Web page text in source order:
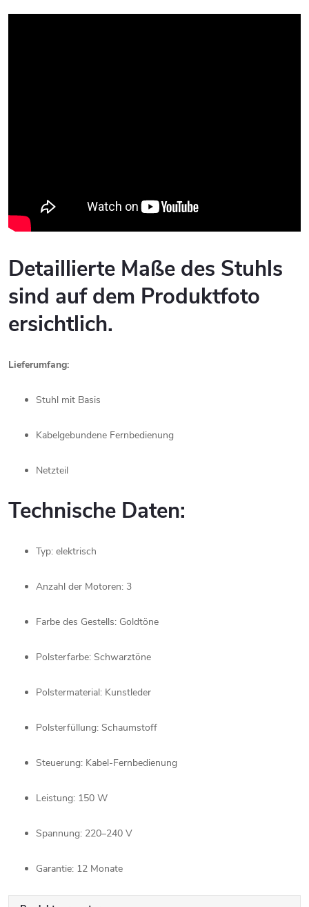
Detaillierte Maße des Stuhls
sind aufdem Produktfoto
ersichtlich.
Lieferumfang:
Stuhl mit Basis
Kabelgebundene Fernbedienung
Netzteil
Technische Daten:
Typ: elektrisch
Anzahl der Motoren: 3
Farbe des Gestells: Goldtöne
Polsterfarbe: Schwarztöne
Polstermaterial: Kunstleder
Polsterfüllung: Schaumstoff
Steuerung: Kabel-Fernbedienung
Leistung: 150 W
Spannung: 220–240 V
Garantie: 12 Monate